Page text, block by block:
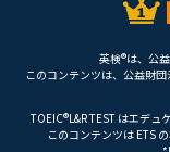
英検®は、公
このコンテンツは、公益財
TOEIC®L&R TEST はエデュ
このコンテンツは ETS